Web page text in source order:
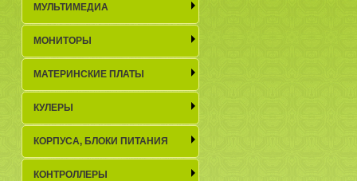
МУЛЬТИМЕДИА
МОНИТОРЫ
МАТЕРИНСКИЕ ПЛАТЫ
КУЛЕРЫ
КОРПУСА, БЛОКИ ПИТАНИЯ
КОНТРОЛЛЕРЫ